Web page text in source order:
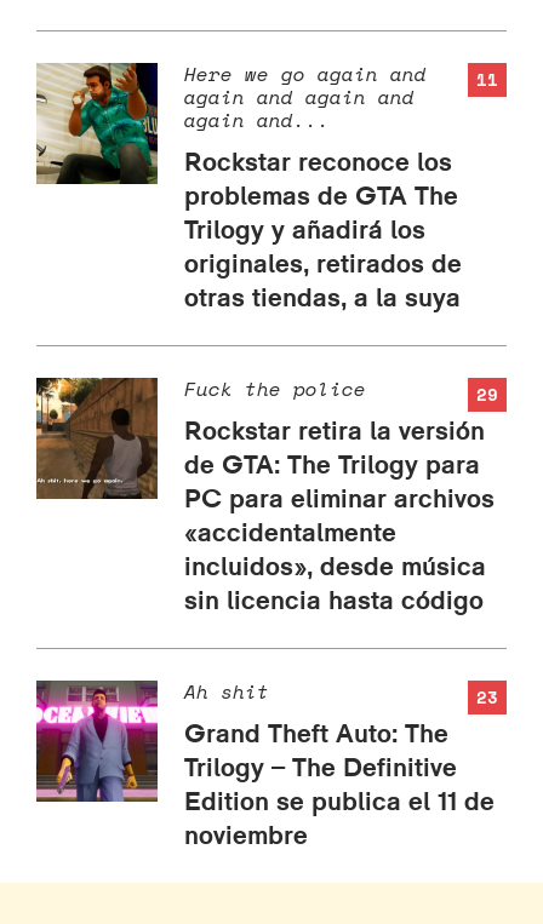
11
Here we go again and
again and again and
again and...
Rockstar reconoce los
problemas de GTA The
Trilogy y añadirá los
originales, retirados de
otras tiendas, a la suya
29
Fuck the police
Rockstar retira la versión
de GTA: The Trilogy para
PC para eliminar archivos
«accidentalmente
incluidos», desde música
sin licencia hasta código
23
Ah shit
Grand Theft Auto: The
Trilogy – The Definitive
Edition se publica el 11 de
noviembre